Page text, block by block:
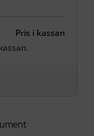
Pris i kassan